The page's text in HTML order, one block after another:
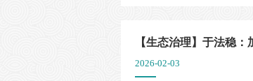
【生态治理】于法稳
2026-02-03